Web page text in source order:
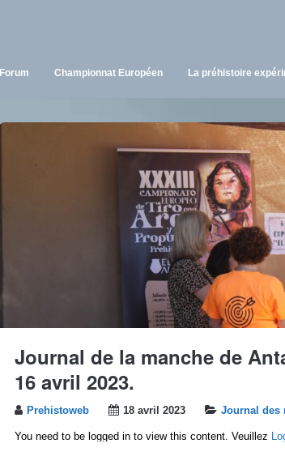
Forum Championnat Européen La préhistoire
Journal de la manche de
16 avril 2023.
Prehistoweb 18 avril 2023 Journal des
You need to be logged in to view this content. Veuillez